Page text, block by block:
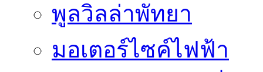
พูลวิลล่าพัทยา
มอเตอร์ไซค์ไฟฟ้า